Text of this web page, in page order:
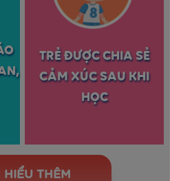
HIỂU THÊM
TRẺ ĐƯỢC CHIA SẺ
CẢM XÚC SAU KHI
HỌC